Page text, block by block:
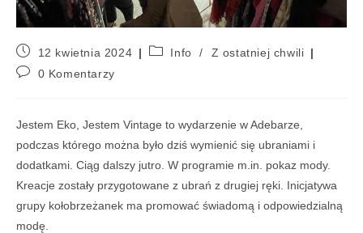
12 kwietnia 2024 Info /
Z ostatniej chwili
0 Komentarzy
Jestem Eko, Jestem Vintage to wydarzenie w Adebarze,
podczas którego można było dziś wymienić się ubraniami i
dodatkami. Ciąg dalszy jutro. W programie m.in. pokaz mody.
Kreacje zostały przygotowane z ubrań z drugiej ręki. Inicjatywa
grupy kołobrzeżanek ma promować świadomą i odpowiedzialną
modę.